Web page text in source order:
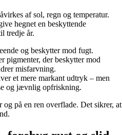
af sol, regn og temperatur.
hegnet en beskyttende
tredje år.
og beskytter mod fugt.
pigmenter, der beskytter mod
misfarvning.
et mere markant udtryk – men
og jævnlig opfriskning.
på en ren overflade. Det sikrer, at